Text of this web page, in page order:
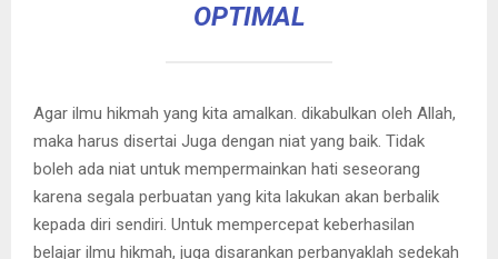
OPTIMAL
Agar ilmu hikmah yang kita amalkan. dikabulkan oleh Allah,
maka harus disertai Juga dengan niat yang baik. Tidak
boleh ada niat untuk mempermainkan hati seseorang
karena segala perbuatan yang kita lakukan akan berbalik
kepada diri sendiri. Untuk mempercepat keberhasilan
belajar ilmu hikmah, juga disarankan perbanyaklah sedekah